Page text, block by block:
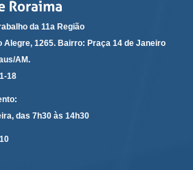
Inovação
de Gestão de Pessoas
da 11a Região
Alegre, 1265. Bairro: Praça 14 de Janeiro
AM.
18
das 7h30 às 14h30